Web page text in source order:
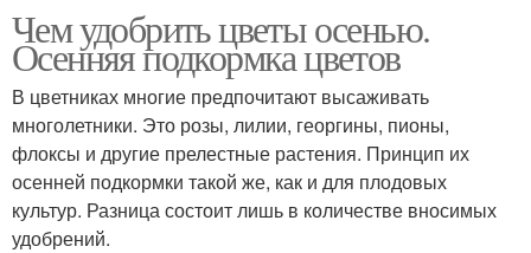
Чем удобрить цветы осенью.
Осенняя подкормка цветов
В цветниках многие предпочитают высаживать
многолетники. Это розы, лилии, георгины, пионы,
флоксы и другие прелестные растения. Принцип их
осенней подкормки такой же, как и для плодовых
культур. Разница состоит лишь в количестве вносимых
удобрений.